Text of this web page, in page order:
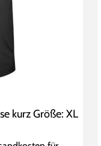
kurz Größe: XL